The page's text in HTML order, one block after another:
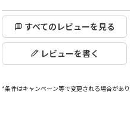
すべてのレビューを見る
レビューを書く
*条件はキャンペーン等で変更される場合があ